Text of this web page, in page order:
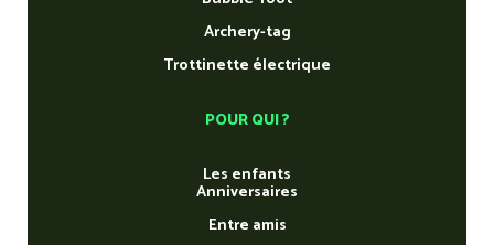
Archery-tag
Trottinette électrique
POUR QUI ?
Les enfants
Anniversaires
Entre amis